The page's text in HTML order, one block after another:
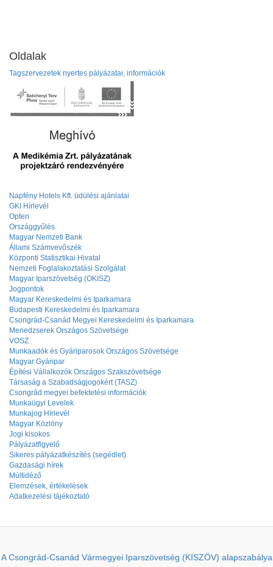
Oldalak
Tagszervezetek nyertes pályázatai, információk
Napfény Hotels Kft. üdülési ajánlatai
GKI Hírlevél
Opten
Országgyűlés
Magyar Nemzeti Bank
Állami Számvevőszék
Központi Statisztikai Hivatal
Nemzeti Foglalakoztatási Szolgálat
Magyar Iparszövetség (OKISZ)
Jogpontok
Magyar Kereskedelmi és Iparkamara
Budapesti Kereskedelmi és Iparkamara
Csongrád-Csanád Megyei Kereskedelmi és Iparkamara
Menedzserek Országos Szövetsége
VOSZ
Munkaadók és Gyáriparosok Országos Szövetsége
Magyar Gyáripar
Építési Vállalkozók Országos Szakszövetsége
Társaság a Szabadságjogokért (TASZ)
Csongrád megyei befektetési információk
Munkaügyi Levelek
Munkajog Hírlevél
Magyar Közlöny
Jogi kisokos
Pályázatfigyelő
Sikeres pályázatkészítés (segédlet)
Gazdasági hírek
Múltidéző
Elemzések, értékelések
Adatkezelési tájékoztató
A Csongrád-Csanád Vármegyei Iparszövetség (KISZÖV) alapszabálya